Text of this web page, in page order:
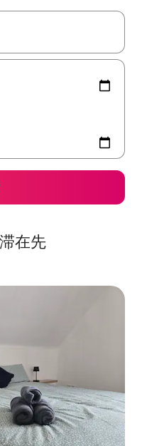
印キーを使って移動するか
在先